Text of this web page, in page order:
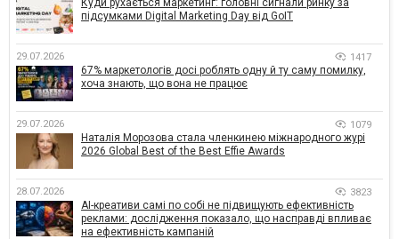
Куди рухається маркетинг: головні сигнали ринку за
підсумками Digital Marketing Day від GoIT
29.07.2026 1417
67% маркетологів досі роблять одну й ту саму помилку,
хоча знають, що вона не працює
29.07.2026 1079
Наталія Морозова стала членкинею міжнародного журі
2026 Global Best of the Best Effie Awards
28.07.2026 3823
AI-креативи самі по собі не підвищують ефективність
реклами: дослідження показало, що насправді впливає
на ефективність кампаній